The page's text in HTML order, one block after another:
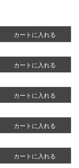
カートに入れる
カートに入れる
カートに入れる
カートに入れる
カートに入れる